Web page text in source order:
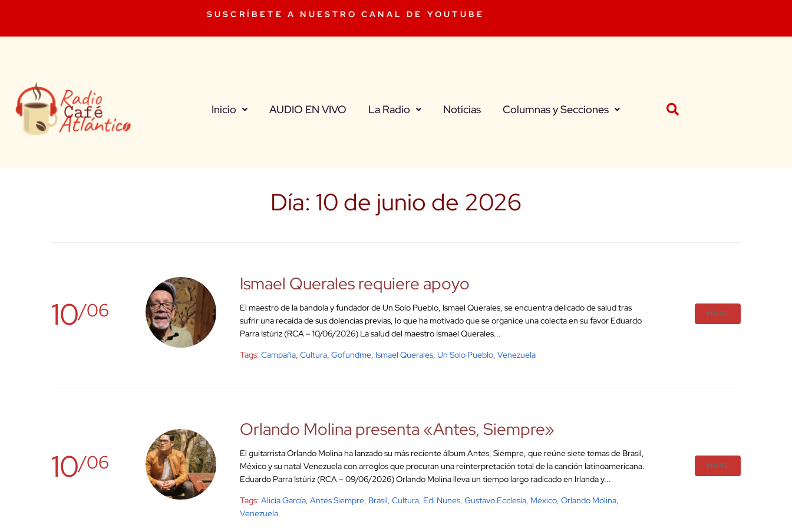
SUSCRÍBETE A NUESTRO CANAL DE YOUTUBE
Inicio AUDIO EN VIVO La Radio Noticias Columnas y Secciones
Día: 10 de junio de 2026
10/06
Ismael Querales requiere apoyo
El maestro de la bandola y fundador de Un Solo Pueblo, Ismael Querales, se encuentra delicado de salud tras
sufrir una recaída de sus dolencias previas, lo que ha motivado que se organice una colecta en su favor Eduardo
Parra Istúriz (RCA – 10/06/2026) La salud del maestro Ismael Querales...
Tags: Campaña, Cultura, Gofundme, Ismael Querales, Un Solo Pueblo, Venezuela
MORE
10/06
Orlando Molina presenta «Antes, Siempre»
El guitarrista Orlando Molina ha lanzado su más reciente álbum Antes, Siempre, que reúne siete temas de Brasil,
México y su natal Venezuela con arreglos que procuran una reinterpretación total de la canción latinoamericana.
Eduardo Parra Istúriz (RCA – 09/06/2026) Orlando Molina lleva un tiempo largo radicado en Irlanda y...
Tags: Alicia García, Antes Siempre, Brasil, Cultura, Edi Nunes, Gustavo Ecclesia, México, Orlando Molina,
Venezuela
MORE